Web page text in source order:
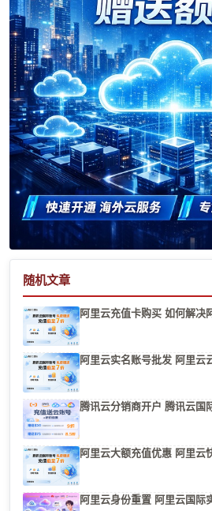
随机文章
阿里云充值卡购买 如何解决
阿里云实名账号批发 阿里云
腾讯云分销商开户 腾讯云国
阿里云大额充值优惠 阿里云
阿里云身份重置 阿里云国际